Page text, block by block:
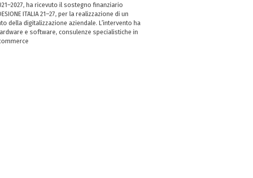
ha ricevuto il sostegno finanziario
ITALIA 21–27, per la realizzazione di un
della digitalizzazione aziendale. L’intervento ha
e software, consulenze specialistiche in